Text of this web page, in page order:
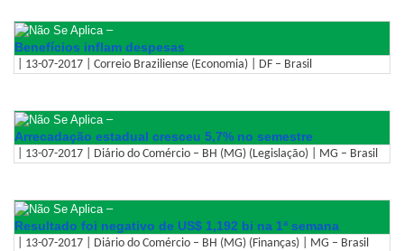
–
Benefícios inflam despesas
| 13-07-2017 | Correio Braziliense (Economia) | DF – Brasil
–
Arrecadação estadual cresceu 5,7% no semestre
| 13-07-2017 | Diário do Comércio – BH (MG) (Legislação) | MG – Brasil
–
Resultado foi negativo de US$ 1,192 bi na 1ª semana
| 13-07-2017 | Diário do Comércio – BH (MG) (Finanças) | MG – Brasil